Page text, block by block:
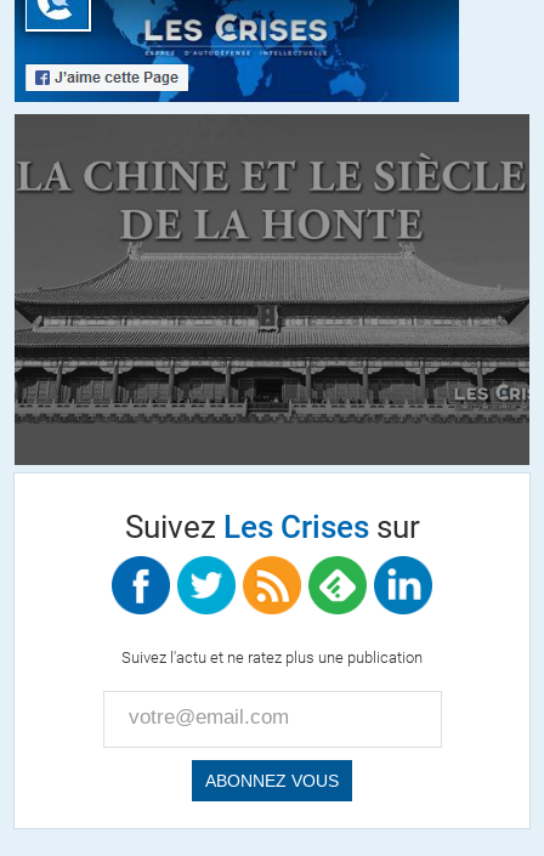
Suivez Les Crisessur
Suivez l'actu et ne ratez plus une publication